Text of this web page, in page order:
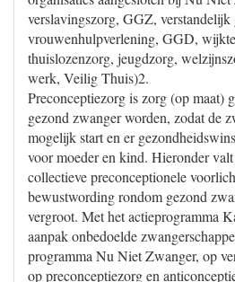
verslavingszorg, GGZ, verstandelijk
vrouwenhulpverlening, GGD,
thuislozenzorg, jeugdzorg,
werk, Veilig Thuis)2.
Preconceptiezorg is zorg (op maat)
gezond zwanger worden, zodat de
mogelijk start en er
voor moeder en kind. Hieronder
collectieve preconceptionele
bewustwording rondom gezond
vergroot. Met het actieprogramma
aanpak onbedoelde
programma Nu Niet Zwanger, op
op preconceptiezorg en